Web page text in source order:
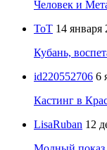
Человек и
ToT 14 января
Кубань,
id220552706 6
Кастинг в
LisaRuban 12